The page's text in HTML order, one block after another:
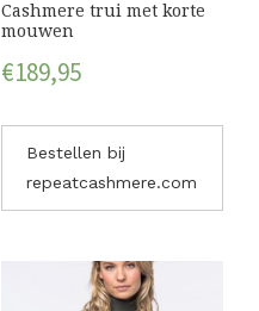
Cashmere trui met korte
mouwen
€189,95
Bestellen bij
repeatcashmere.com